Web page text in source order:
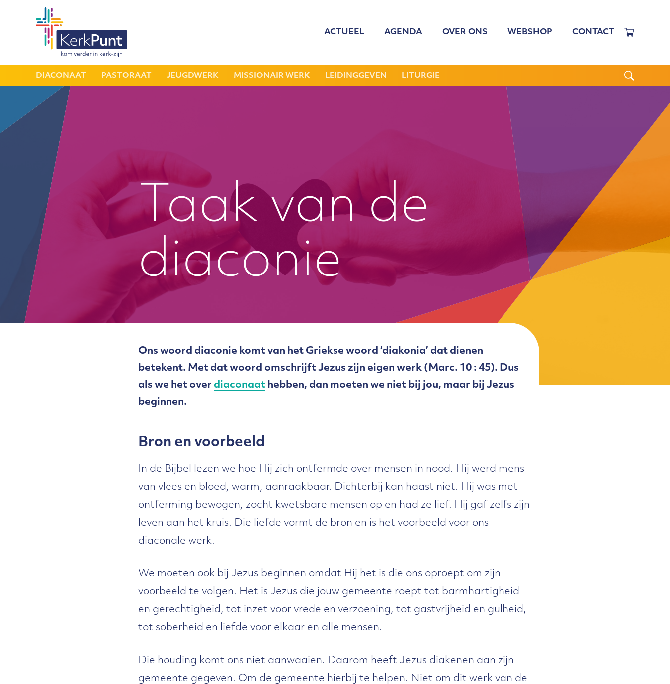
ACTUEEL AGENDA OVER ONS WEBSHOP CONTACT
DIACONAAT PASTORAAT JEUGDWERK MISSIONAIR WERK LEIDINGGEVEN LITURGIE
Taak van de
diaconie
Ons woord diaconie komt van het Griekse woord ‘diakonia’ dat dienen
betekent. Met dat woord omschrijft Jezus zijn eigen werk (Marc. 10 : 45). Dus
als we het over diaconaat hebben, dan moeten we niet bij jou, maar bij Jezus
beginnen.
Bron en voorbeeld
In de Bijbel lezen we hoe Hij zich ontfermde over mensen in nood. Hij werd mens
van vlees en bloed, warm, aanraakbaar. Dichterbij kan haast niet. Hij was met
ontferming bewogen, zocht kwetsbare mensen op en had ze lief. Hij gaf zelfs zijn
leven aan het kruis. Die liefde vormt de bron en is het voorbeeld voor ons
diaconale werk.
We moeten ook bij Jezus beginnen omdat Hij het is die ons oproept om zijn
voorbeeld te volgen. Het is Jezus die jouw gemeente roept tot barmhartigheid
en gerechtigheid, tot inzet voor vrede en verzoening, tot gastvrijheid en gulheid,
tot soberheid en liefde voor elkaar en alle mensen.
Die houding komt ons niet aanwaaien. Daarom heeft Jezus diakenen aan zijn
gemeente gegeven. Om de gemeente hierbij te helpen. Niet om dit werk van de